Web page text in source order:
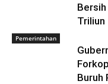
Triliun
Pemerintahan
Buruh